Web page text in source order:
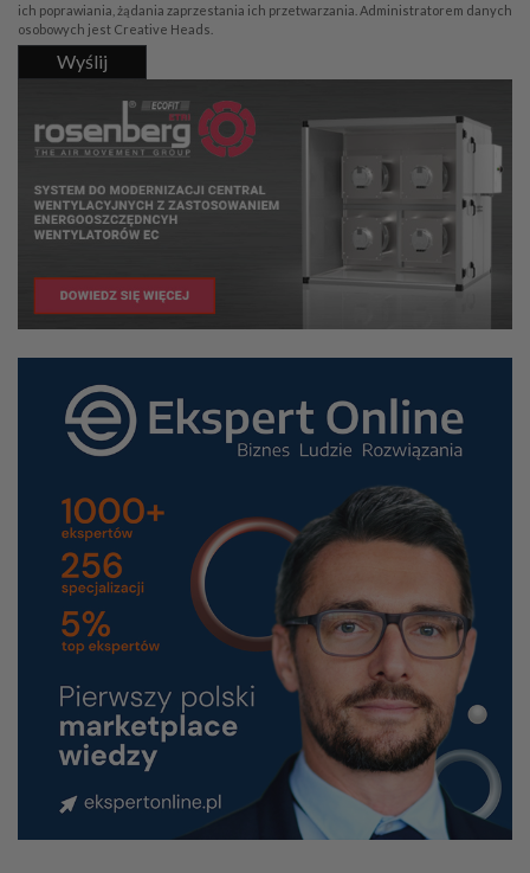
ich poprawiania, żądania zaprzestania ich przetwarzania. Administratorem danych
osobowych jest Creative Heads.
Wyślij